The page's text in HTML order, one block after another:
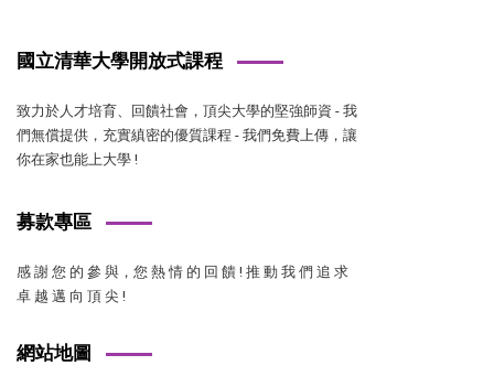
國立清華大學開放式課程
致力於人才培育、回饋社會，頂尖大學的堅強師資 - 我
們無償提供，充實縝密的優質課程 - 我們免費上傳，讓
你在家也能上大學 !
募款專區
感 謝 您 的 參 與，您 熱 情 的 回 饋 ! 推 動 我 們 追 求
卓 越 邁 向 頂 尖 !
網站地圖